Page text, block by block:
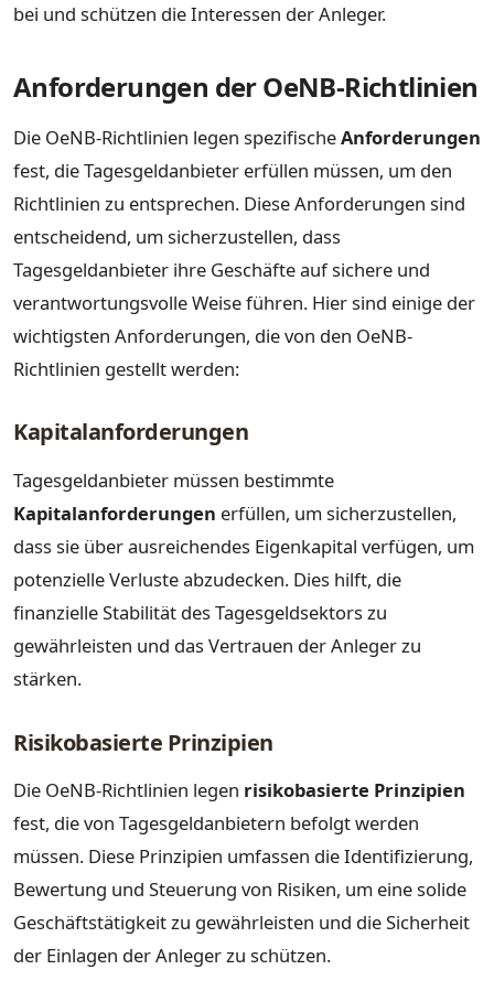
bei und schützen die Interessen der Anleger.
Anforderungen der OeNB-Richtlinien
Die OeNB-Richtlinien legen spezifischeAnforderungen
fest, die Tagesgeldanbieter erfüllen müssen, um den
Richtlinien zu entsprechen. Diese Anforderungen sind
entscheidend, um sicherzustellen, dass
Tagesgeldanbieter ihre Geschäfte auf sichere und
verantwortungsvolle Weise führen. Hier sind einige der
wichtigsten Anforderungen, die von den OeNB-
Richtlinien gestellt werden:
Kapitalanforderungen
Tagesgeldanbieter müssen bestimmte
Kapitalanforderungen erfüllen, um sicherzustellen,
dass sie über ausreichendes Eigenkapital verfügen, um
potenzielle Verluste abzudecken. Dies hilft, die
finanzielle Stabilität des Tagesgeldsektors zu
gewährleisten und das Vertrauen der Anleger zu
stärken.
Risikobasierte Prinzipien
Die OeNB-Richtlinien legen risikobasierte Prinzipien
fest, die von Tagesgeldanbietern befolgt werden
müssen. Diese Prinzipien umfassen die Identifizierung,
Bewertung und Steuerung von Risiken, um eine solide
Geschäftstätigkeit zu gewährleisten und die Sicherheit
der Einlagen der Anleger zu schützen.